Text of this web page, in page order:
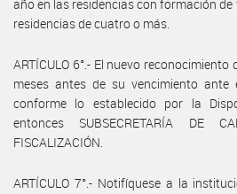
año en las residencias con formación
residencias de cuatro o más.
ARTÍCULO 6°.- El nuevo
meses antes de su vencimiento ante
conforme lo establecido por la
entonces SUBSECRETARÍA DE
FISCALIZACIÓN.
ARTÍCULO 7°.- Notifíquese a la